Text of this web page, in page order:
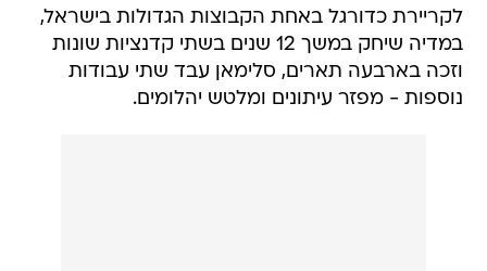
וזכה בארבעה תארים, סלימאן עבד שתי עבודות
נוספות - מפזר עיתונים ומלטש יהלומים.